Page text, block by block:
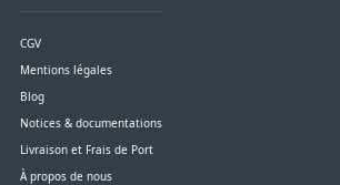
CGV
Mentions légales
Blog
Notices & documentations
Livraison et Frais de Port
À propos de nous